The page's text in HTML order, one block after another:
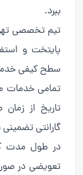
ببرد.
تیم تخصصی
پایتخت و
سطح کیفی
تاریخ از
گارانتی
در طول مدت
تعویضی در